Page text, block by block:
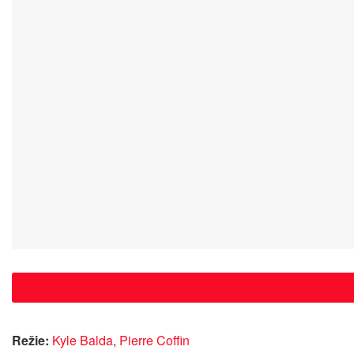
Režie: Kyle Balda, Pierre Coffin